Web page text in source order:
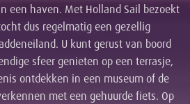
een haven. Met Holland Sail bezoekt
dus regelmatig een gezellig
U kunt gerust van boord
sfeer genieten op een terrasje,
ontdekken in een museum of de
met een gehuurde fiets. Op